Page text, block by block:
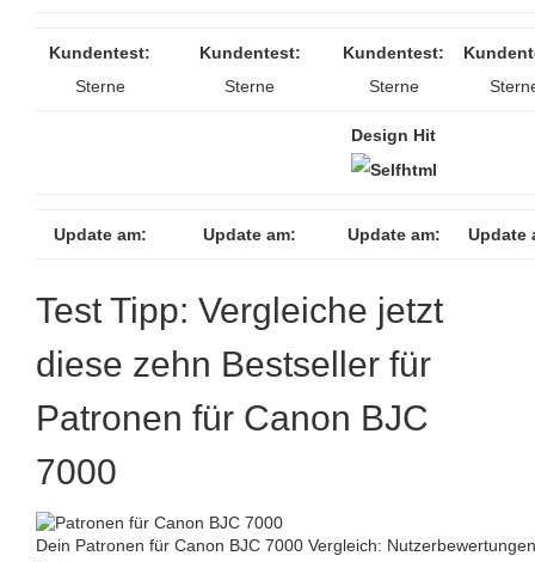
Kundentest:
Sterne
Kundentest:
Sterne
Kundentest:
Sterne
Design Hit
Update am: Update am: Update am: Update
Test Tipp: Vergleiche jetzt
diese zehn Bestseller für
Patronen für Canon BJC
7000
Dein Patronen für Canon BJC 7000 Vergleich: